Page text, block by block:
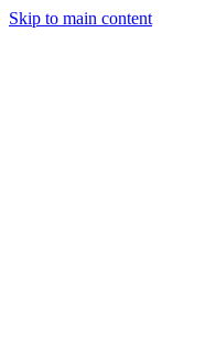
Skip to main content